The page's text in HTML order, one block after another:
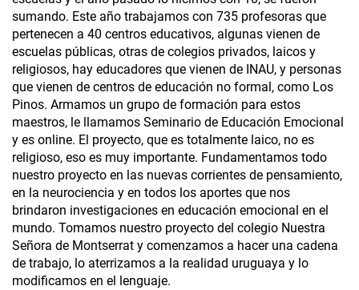
sumando. Este año trabajamos con 735 profesoras que
pertenecen a 40 centros educativos, algunas vienen de
escuelas públicas, otras de colegios privados, laicos y
religiosos, hay educadores que vienen de INAU, y personas
que vienen de centros de educación no formal, como Los
Pinos. Armamos un grupo de formación para estos
maestros, le llamamos Seminario de Educación Emocional
y es online. El proyecto, que es totalmente laico, no es
religioso, eso es muy importante. Fundamentamos todo
nuestro proyecto en las nuevas corrientes de pensamiento,
en la neurociencia y en todos los aportes que nos
brindaron investigaciones en educación emocional en el
mundo. Tomamos nuestro proyecto del colegio Nuestra
Señora de Montserrat y comenzamos a hacer una cadena
de trabajo, lo aterrizamos a la realidad uruguaya y lo
modificamos en el lenguaje.